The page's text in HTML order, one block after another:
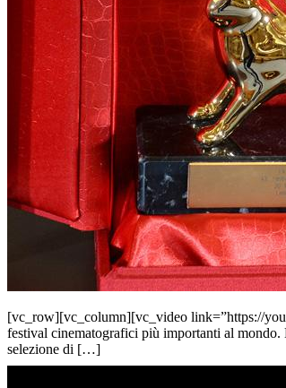
[vc_row][vc_column][vc_video link=”https://
festival cinematografici più importanti al mondo.
selezione di […]